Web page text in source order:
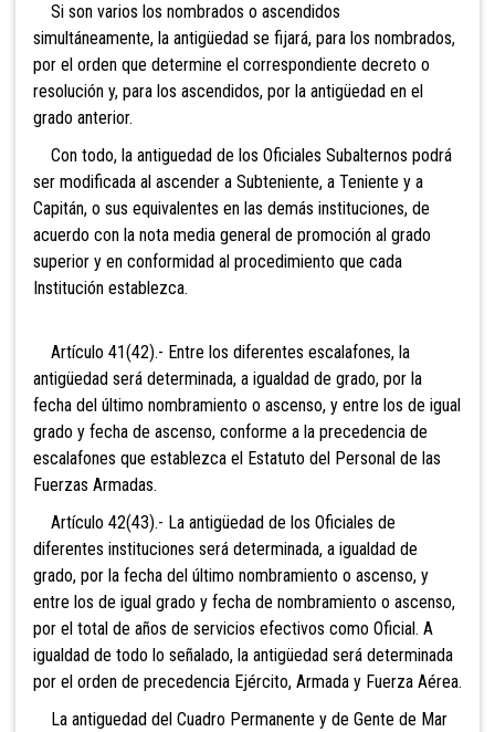
Si son varios los nombrados o ascendidos
simultáneamente, la antigüedad se fijará, para los nombrados,
por el orden que determine el correspondiente decreto o
resolución y, para los ascendidos, por la antigüedad en el
grado anterior.
Con todo, la antiguedad de los Oficiales Subalternos podrá
ser modificada al ascender a Subteniente, a Teniente y a
Capitán, o sus equivalentes en las demás instituciones, de
acuerdo con la nota media general de promoción al grado
superior y en conformidad al procedimiento que cada
Institución establezca.
Artículo 41(42).- Entre los diferentes escalafones, la
antigüedad será determinada, a igualdad de grado, por la
fecha del último nombramiento o ascenso, y entre los de igual
grado y fecha de ascenso, conforme a la precedencia de
escalafones que establezca el Estatuto del Personal de las
Fuerzas Armadas.
Artículo 42(43).- La antigüedad de los Oficiales de
diferentes instituciones será determinada, a igualdad de
grado, por la fecha del último nombramiento o ascenso, y
entre los de igual grado y fecha de nombramiento o ascenso,
por el total de años de servicios efectivos como Oficial. A
igualdad de todo lo señalado, la antigüedad será determinada
por el orden de precedencia Ejército, Armada y Fuerza Aérea.
La antiguedad del Cuadro Permanente y de Gente de Mar